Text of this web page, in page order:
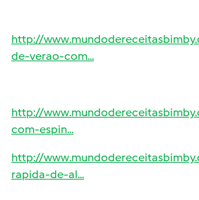
http://
de-verao-com...
http://
com-espin...
http://
rapida-de-al...